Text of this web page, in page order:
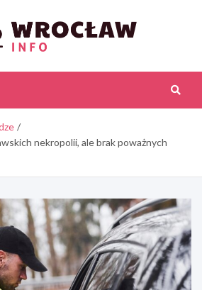
nekropolii, ale brak poważnych